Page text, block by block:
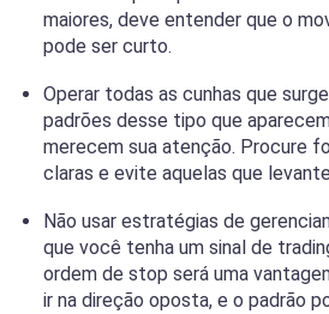
maiores, deve entender que o
pode ser curto.
Operar todas as cunhas que
padrões desse tipo que
merecem sua atenção. Procure
claras e evite aquelas que
Não usar estratégias de
que você tenha um sinal de
ordem de stop será uma
ir na direção oposta, e o padrão